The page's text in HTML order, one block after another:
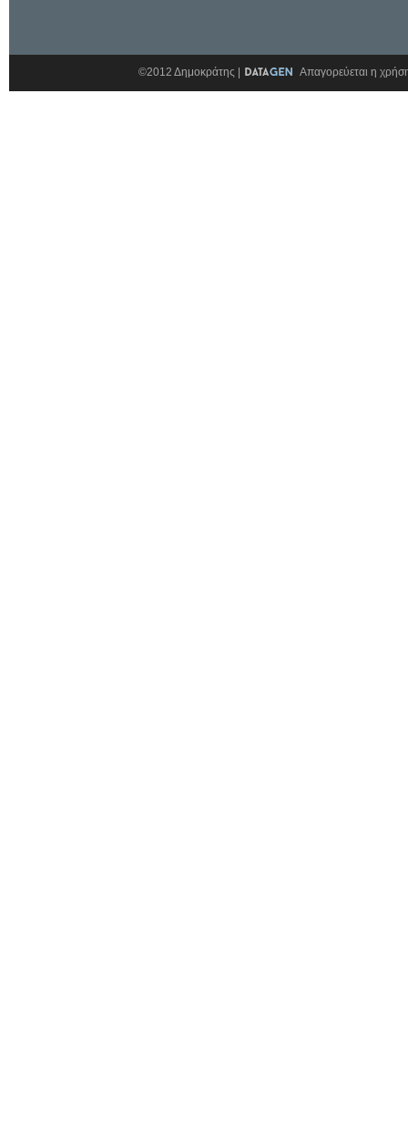
©2012 Δημοκράτης | Απαγορεύεται η